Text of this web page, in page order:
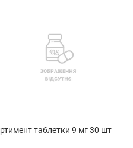
таблетки 9 мг 30 шт